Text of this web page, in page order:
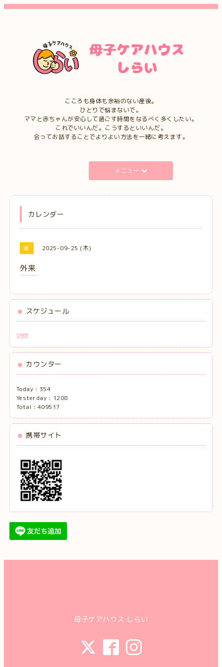
こころも身体も余裕のない産後。
ひとりで悩まないで。
ママと赤ちゃんが安心して過ごす時間をなるべく多くしたい。
これでいいんだ。こうするといいんだ。
会ってお話することでよりよい方法を一緒に考えます。
メニュー
カレンダー
満 2025-09-25 (木)
外来
スケジュール
訪問
カウンター
Today : 354
Yesterday : 1208
Total : 409517
携帯サイト
母子ケアハウス しらい